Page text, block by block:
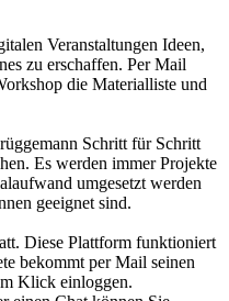
Veranstaltungen Ideen,
zu erschaffen. Per Mail
die Materialliste und
Schritt für Schritt
Es werden immer Projekte
umgesetzt werden
geeignet sind.
Diese Plattform funktioniert
bekommt per Mail seinen
Klick einloggen.